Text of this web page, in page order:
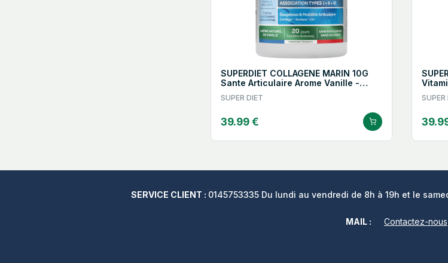
SUPERDIET COLLAGENE MARIN 10G
Sante Articulaire Arome Vanille -
SUPER DIET
39.99 €
SUPER
SERVICE CLIENT : 0145753335 Du lundi au vendredi de 8h à 19h et le
MAIL : Contactez-nous